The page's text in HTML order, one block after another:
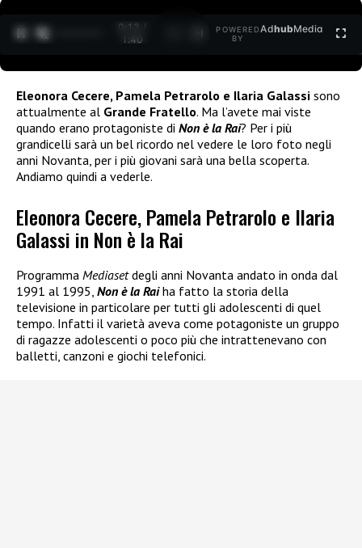
0:13 /
1:40
POWERED
BY
AdhubMedia
Eleonora Cecere, Pamela Petrarolo e Ilaria Galassi sono
attualmente al Grande Fratello. Ma l’avete mai viste
quando erano protagoniste di Non è la Rai? Per i più
grandicelli sarà un bel ricordo nel vedere le loro foto negli
anni Novanta, per i più giovani sarà una bella scoperta.
Andiamo quindi a vederle.
Eleonora Cecere, Pamela Petrarolo e Ilaria
Galassi in Non è la Rai
Programma Mediasetdegli anni Novanta andato in onda dal
1991 al 1995, Non è la Raiha fatto la storia della
televisione in particolare per tutti gli adolescenti di quel
tempo. Infatti il varietà aveva come potagoniste un gruppo
di ragazze adolescenti o poco più che intrattenevano con
balletti, canzoni e giochi telefonici.